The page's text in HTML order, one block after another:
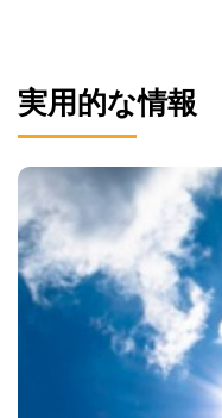
実用的な情報